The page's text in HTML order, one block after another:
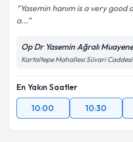
Yasemin hanım is a very good
a...
Op Dr Yasemin Ağralı
Kartaltepe Mahallesi Süvari
En Yakın Saatler
10:00
10:30